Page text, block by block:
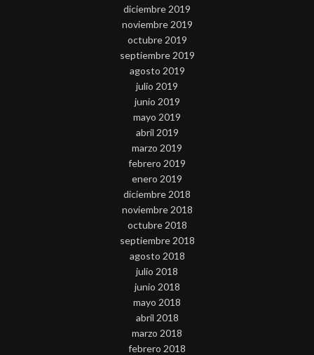
diciembre 2019
noviembre 2019
octubre 2019
septiembre 2019
agosto 2019
julio 2019
junio 2019
mayo 2019
abril 2019
marzo 2019
febrero 2019
enero 2019
diciembre 2018
noviembre 2018
octubre 2018
septiembre 2018
agosto 2018
julio 2018
junio 2018
mayo 2018
abril 2018
marzo 2018
febrero 2018